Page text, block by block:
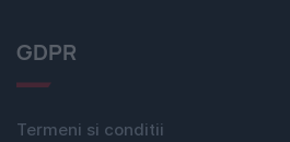
GDPR
Termeni si conditii